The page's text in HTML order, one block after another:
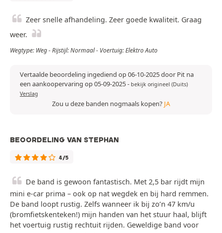
Zeer snelle afhandeling. Zeer goede kwaliteit. Graag
weer.
Wegtype: Weg - Rijstijl: Normaal - Voertuig: Elektro Auto
Vertaalde beoordeling ingediend op 06-10-2025 door Pit na
een aankoopervaring op 05-09-2025- bekijk origineel (Duits)
Verslag
Zou u deze banden nogmaals kopen? JA
BEOORDELING VAN STEPHAN
4/5
De band is gewoon fantastisch. Met 2,5 bar rijdt mijn
mini e-car prima – ook op nat wegdek en bij hard remmen.
De band loopt rustig. Zelfs wanneer ik bij zo’n 47 km/u
(bromfietskenteken!) mijn handen van het stuur haal, blijft
het voertuig rustig rechtuit rijden. Geweldige band voor